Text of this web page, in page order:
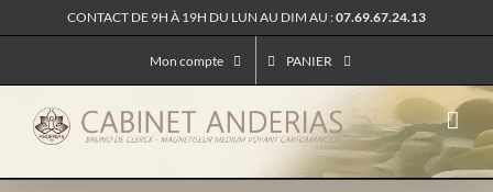
au
CONTACT DE 9H À 19H DU LUN AU DIM AU :07.69.67.24.13
Mon compte PANIER